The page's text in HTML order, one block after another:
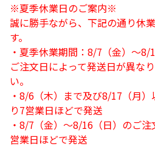
※夏季休業日のご案内※
誠に勝手ながら、下記の通り休
す。
・夏季休業期間：8/7（金）～8/
ご注文日によって発送日が異な
い。
・8/6（木）まで及び8/17（月
り7営業日ほどで発送
・8/7（金）～8/16（日）のご
営業日ほどで発送